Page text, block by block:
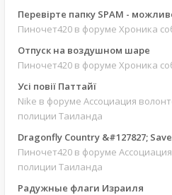
Перевірте папку SPAM -
Пиночет420 в форуме Хроника
Отпуск на воздушном шаре
Пиночет420 в форуме Хроника
Усі повії Паттайї
Nike в форуме Ассоциация
полиции Таиланда
Dragonfly Country &#127827;
Пиночет420 в форуме
полиции Таиланда
Радужные флаги Израиля